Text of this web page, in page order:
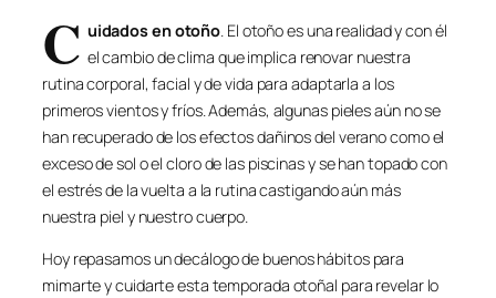
C uidados en otoño. El otoño es una realidad y con él
el cambio de clima que implica renovar nuestra
rutina corporal, facial y de vida para adaptarla a los
primeros vientos y fríos. Además, algunas pieles aún no se
han recuperado de los efectos dañinos del verano como el
exceso de sol o el cloro de las piscinas y se han topado con
el estrés de la vuelta a la rutina castigando aún más
nuestra piel y nuestro cuerpo.
Hoy repasamos un decálogo de buenos hábitos para
mimarte y cuidarte esta temporada otoñal para revelar lo